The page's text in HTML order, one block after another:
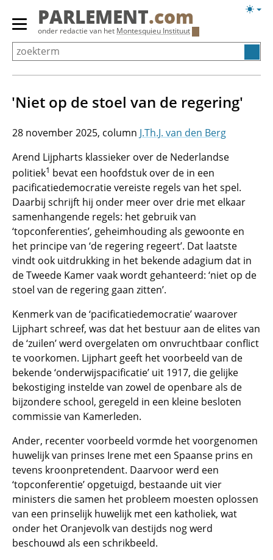
Overslaan
Primair
menu
tonen/verbergen
PARLEMENT.com
onder redactie van het Montesquieu Instituut
'Niet op de stoel van de regering'
28 november 2025
J.Th.J. van den Berg
Arend Lijpharts klassieker over de Nederlandse
politiek1 bevat een hoofdstuk over de in een
pacificatiedemocratie vereiste regels van het spel.
Daarbij schrijft hij onder meer over drie met elkaar
samenhangende regels: het gebruik van
‘topconferenties’, geheimhouding als gewoonte en
het principe van ‘de regering regeert’. Dat laatste
vindt ook uitdrukking in het bekende adagium dat in
de Tweede Kamer vaak wordt gehanteerd: ‘niet op de
stoel van de regering gaan zitten’.
Kenmerk van de ‘pacificatiedemocratie’ waarover
Lijphart schreef, was dat het bestuur aan de elites van
de ‘zuilen’ werd overgelaten om onvruchtbaar conflict
te voorkomen. Lijphart geeft het voorbeeld van de
bekende ‘onderwijspacificatie’ uit 1917, die gelijke
bekostiging instelde van zowel de openbare als de
bijzondere school, geregeld in een kleine besloten
commissie van Kamerleden.
Ander, recenter voorbeeld vormde het voorgenomen
huwelijk van prinses Irene met een Spaanse prins en
tevens kroonpretendent. Daarvoor werd een
‘topconferentie’ opgetuigd, bestaande uit vier
ministers die samen het probleem moesten oplossen
van een prinselijk huwelijk met een katholiek, wat
onder het Oranjevolk van destijds nog werd
beschouwd als een schrikbeeld.